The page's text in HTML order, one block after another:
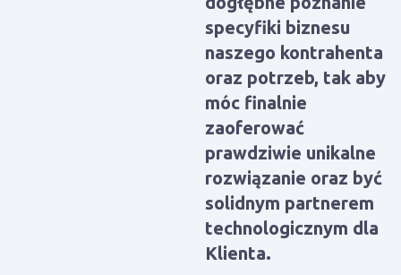
specyfiki biznesu
naszego kontrahenta
oraz potrzeb, tak aby
móc finalnie
zaoferować
prawdziwie unikalne
rozwiązanie oraz być
solidnym partnerem
technologicznym dla
Klienta.